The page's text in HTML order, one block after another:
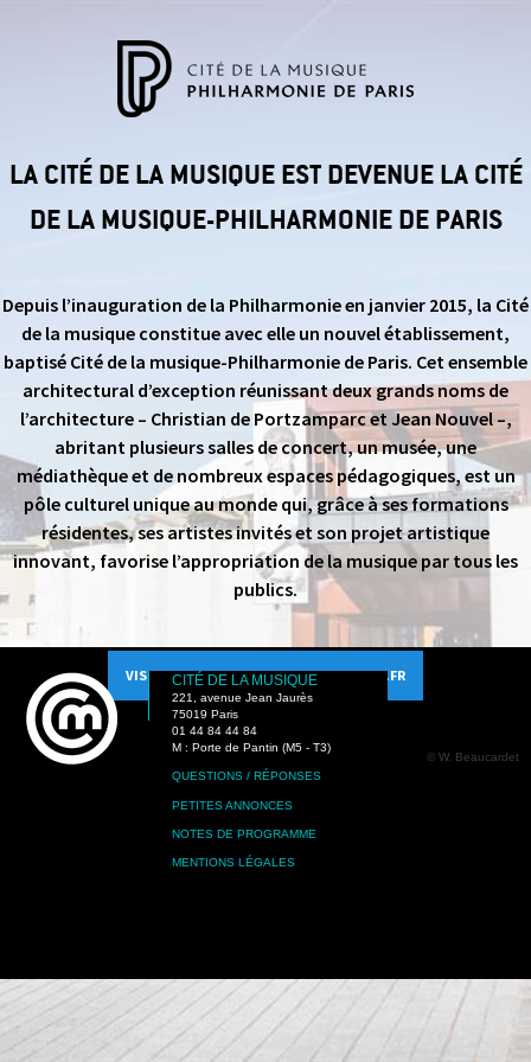
LA CITÉ DE LA MUSIQUE EST DEVENUE LA CITÉ
DE LA MUSIQUE-PHILHARMONIE DE PARIS
Depuis l’inauguration de la Philharmonie en janvier 2015, la Cité
de la musique constitue avec elle un nouvel établissement,
baptisé Cité de la musique-Philharmonie de Paris. Cet ensemble
architectural d’exception réunissant deux grands noms de
l’architecture – Christian de Portzamparc et Jean Nouvel –,
abritant plusieurs salles de concert, un musée, une
médiathèque et de nombreux espaces pédagogiques, est un
pôle culturel unique au monde qui, grâce à ses formations
résidentes, ses artistes invités et son projet artistique
innovant, favorise l’appropriation de la musique par tous les
publics.
VISITER LE SITE PHILHARMONIEDEPARIS.FR
© W. Beaucardet
CITÉ DE LA MUSIQUE
221, avenue Jean Jaurès
75019 Paris
01 44 84 44 84
M : Porte de Pantin (M5 - T3)
QUESTIONS / RÉPONSES
PETITES ANNONCES
NOTES DE PROGRAMME
MENTIONS LÉGALES